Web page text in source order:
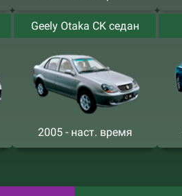
Geely Otaka CK седан
2005 - наст. время